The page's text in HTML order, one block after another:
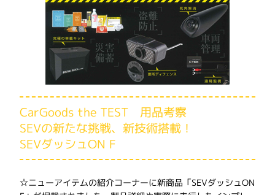
CarGoods the TEST 用品考察
SEVの新たな挑戦、新技術搭載！
SEVダッシュON F
☆ニューアイテムの紹介コーナーに新商品「SEVダッシュON